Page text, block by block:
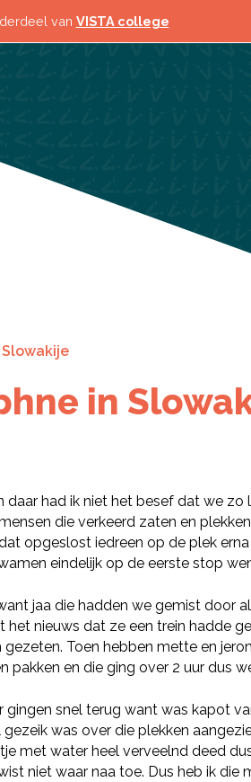
van VISTA college
in
daar had ik niet het besef dat we zo
die verkeerd zaten en
opgeslost iedreen op de plek
eindelijk op de eerste stop
jaa die hadden we gemist door
nieuws dat ze een trein hadde
gezeten. Toen hebben mette en
pakken en die ging over 2 uur dus
snel terug want was kapot
was over die plekken
met water heel verveelnd deed
niet waar naa toe. Dus heb ik die